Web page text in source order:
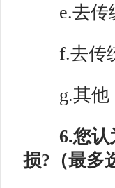
e.去传统
f.去传统
g.其他
6.您认为
损?（最多